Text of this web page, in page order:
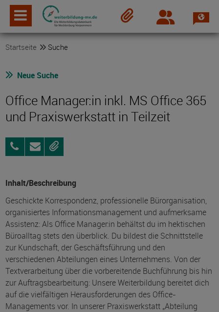
Login
Startseite Suche
Neue Suche
Office Manager:in inkl. MS Office 365
und Praxiswerkstatt in Teilzeit
03834
3919190
AnfragenMerken
Inhalt/Beschreibung
Geschickte Korrespondenz, professionelle Bürorganisation,
organisiertes Informationsmanagement und aufmerksame
Assistenz: Als Office Manager:in behältst du im hektischen
Büroalltag stets den überblick. Du bildest die Schnittstelle
zur Kundschaft, der Geschäftsführung und den
verschiedenen Abteilungen eines Unternehmens. Von der
Textverarbeitung über die vorbereitende Buchführung bis hin
zur Auftragsbearbeitung: Unsere Weiterbildung bereitet dich
auf die vielfältigen Herausforderungen des Office-
Managements vor. In unserer Praxiswerkstatt „Abteilung